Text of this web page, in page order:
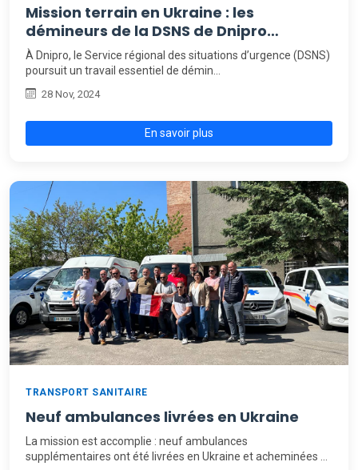
Mission terrain en Ukraine : les
démineurs de la DSNS de Dnipro
renforcés par de nouvelles ambulances
À Dnipro, le Service régional des situations d’urgence (DSNS)
poursuit un travail essentiel de démin…
28 Nov, 2024
En savoir plus
TRANSPORT SANITAIRE
Neuf ambulances livrées en Ukraine
La mission est accomplie : neuf ambulances
supplémentaires ont été livrées en Ukraine et acheminées …